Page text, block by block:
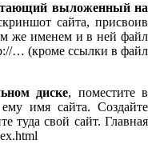
выложенный на
сайта, присвоив
же именем и в ней файл
… (кроме ссылки в файл
диске, поместите в
имя сайта. Создайте
туда свой сайт. Главная